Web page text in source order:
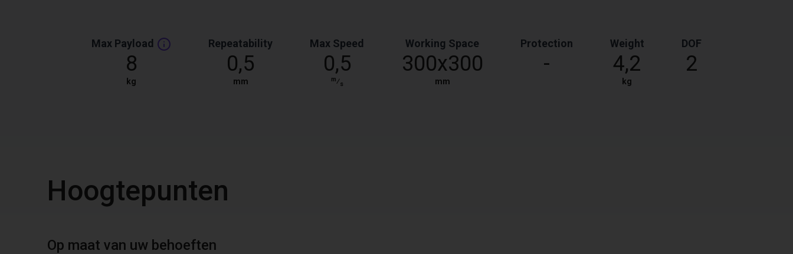
Max Payload
8
kg
Repeatability
0,5
mm
Max Speed
0,5
m⁄s
Working Space
300x300
mm
Protection
-
Weight
4,2
kg
DOF
2
Hoogtepunten
Op maat van uw behoeften